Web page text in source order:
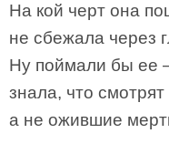
На кой черт она
не сбежала через
Ну поймали бы ее
знала, что
а не ожившие